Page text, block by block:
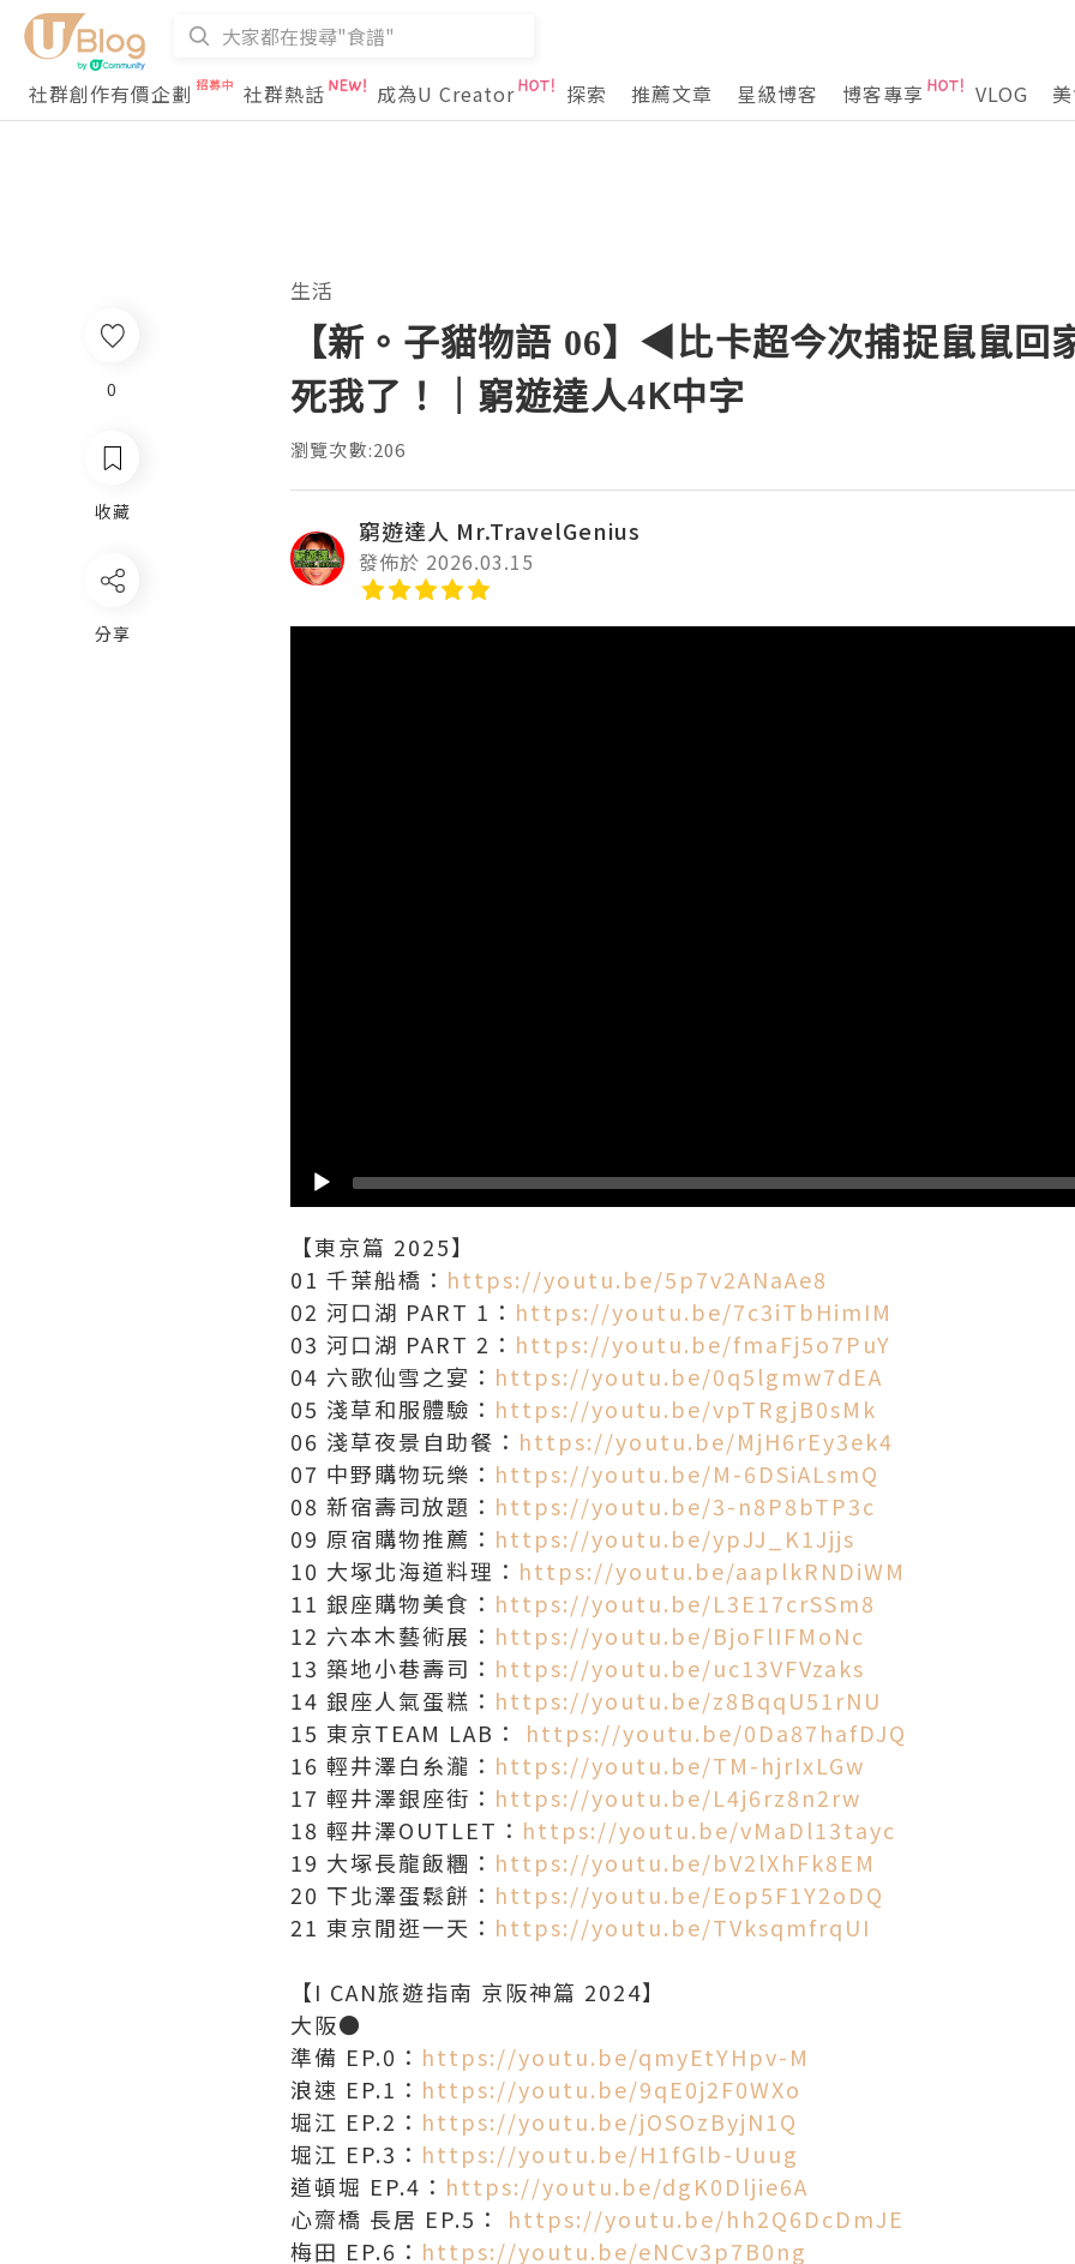
社群創作有價企劃
社群熱話 成為U Creator 探索 推薦文章 星級博客 博客專享 VLOG
0
收藏
分享
生活
【新。子貓物語 06】◀︎比卡超今次捕捉鼠鼠
死我了！｜窮遊達人4K中字
瀏覽次數:206
窮遊達人 Mr.TravelGenius
發佈於 2026.03.15
【東京篇 2025】
01 千葉船橋： https://youtu.be/5p7v2ANaAe8
02 河口湖 PART 1： https://youtu.be/7c3iTbHimIM
03 河口湖 PART 2： https://youtu.be/fmaFj5o7PuY
04 六歌仙雪之宴： https://youtu.be/0q5lgmw7dEA
05 淺草和服體驗： https://youtu.be/vpTRgjB0sMk
06 淺草夜景自助餐： https://youtu.be/MjH6rEy3ek4
07 中野購物玩樂： https://youtu.be/M-6DSiALsmQ
08 新宿壽司放題： https://youtu.be/3-n8P8bTP3c
09 原宿購物推薦： https://youtu.be/ypJJ_K1Jjjs
10 大塚北海道料理： https://youtu.be/aaplkRNDiWM
11 銀座購物美食： https://youtu.be/L3E17crSSm8
12 六本木藝術展： https://youtu.be/BjoFlIFMoNc
13 築地小巷壽司： https://youtu.be/uc13VFVzaks
14 銀座人氣蛋糕： https://youtu.be/z8BqqU51rNU
15 東京TEAM LAB： https://youtu.be/0Da87hafDJQ
16 輕井澤白糸瀧： https://youtu.be/TM-hjrIxLGw
17 輕井澤銀座街： https://youtu.be/L4j6rz8n2rw
18 輕井澤OUTLET： https://youtu.be/vMaDl13tayc
19 大塚長龍飯糰： https://youtu.be/bV2lXhFk8EM
20 下北澤蛋鬆餅： https://youtu.be/Eop5F1Y2oDQ
21 東京閒逛一天： https://youtu.be/TVksqmfrqUI
【I CAN旅遊指南 京阪神篇 2024】
大阪●
準備 EP.0： https://youtu.be/qmyEtYHpv-M
浪速 EP.1： https://youtu.be/9qE0j2F0WXo
堀江 EP.2： https://youtu.be/jOSOzByjN1Q
堀江 EP.3： https://youtu.be/H1fGlb-Uuug
道頓堀 EP.4： https://youtu.be/dgK0Dljie6A
心齋橋 長居 EP.5： https://youtu.be/hh2Q6DcDmJE
梅田 EP.6： https://youtu.be/eNCv3p7B0ng